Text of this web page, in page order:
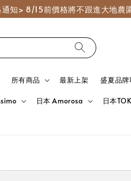
知> 8/15前價格將不跟進大地農
所有商品 最新上架 盛夏品
日本 Amorosa 日本